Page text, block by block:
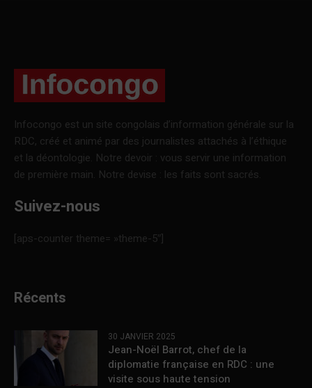
Infocongo est un site congolais d’information générale sur la
RDC, créé et animé par des journalistes attachés à l’éthique
et la déontologie. Notre devoir : vous servir une information
de première main. Notre devise : les faits sont sacrés.
Suivez-nous
[aps-counter theme= »theme-5″]
Récents
30 JANVIER 2025
Jean-Noël Barrot, chef de la
diplomatie française en RDC : une
visite sous haute tension